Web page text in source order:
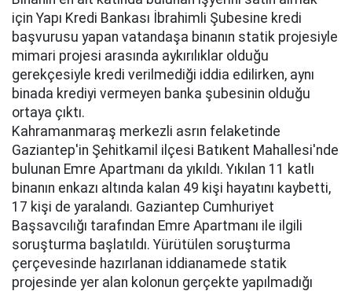
için Yapı Kredi Bankası İbrahimli Şubesine kredi
başvurusu yapan vatandaşa binanın statik projesiyle
mimari projesi arasında aykırılıklar olduğu
gerekçesiyle kredi verilmediği iddia edilirken, aynı
binada krediyi vermeyen banka şubesinin olduğu
ortaya çıktı.
Kahramanmaraş merkezli asrın felaketinde
Gaziantep'in Şehitkamil ilçesi Batıkent Mahallesi'nde
bulunan Emre Apartmanı da yıkıldı. Yıkılan 11 katlı
binanın enkazı altında kalan 49 kişi hayatını kaybetti,
17 kişi de yaralandı. Gaziantep Cumhuriyet
Başsavcılığı tarafından Emre Apartmanı ile ilgili
soruşturma başlatıldı. Yürütülen soruşturma
çerçevesinde hazırlanan iddianamede statik
projesinde yer alan kolonun gerçekte yapılmadığı